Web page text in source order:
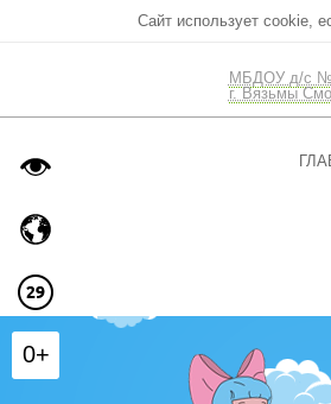
Сайт использует cookie,
МБДОУ д/с
г. Вязьмы
0+